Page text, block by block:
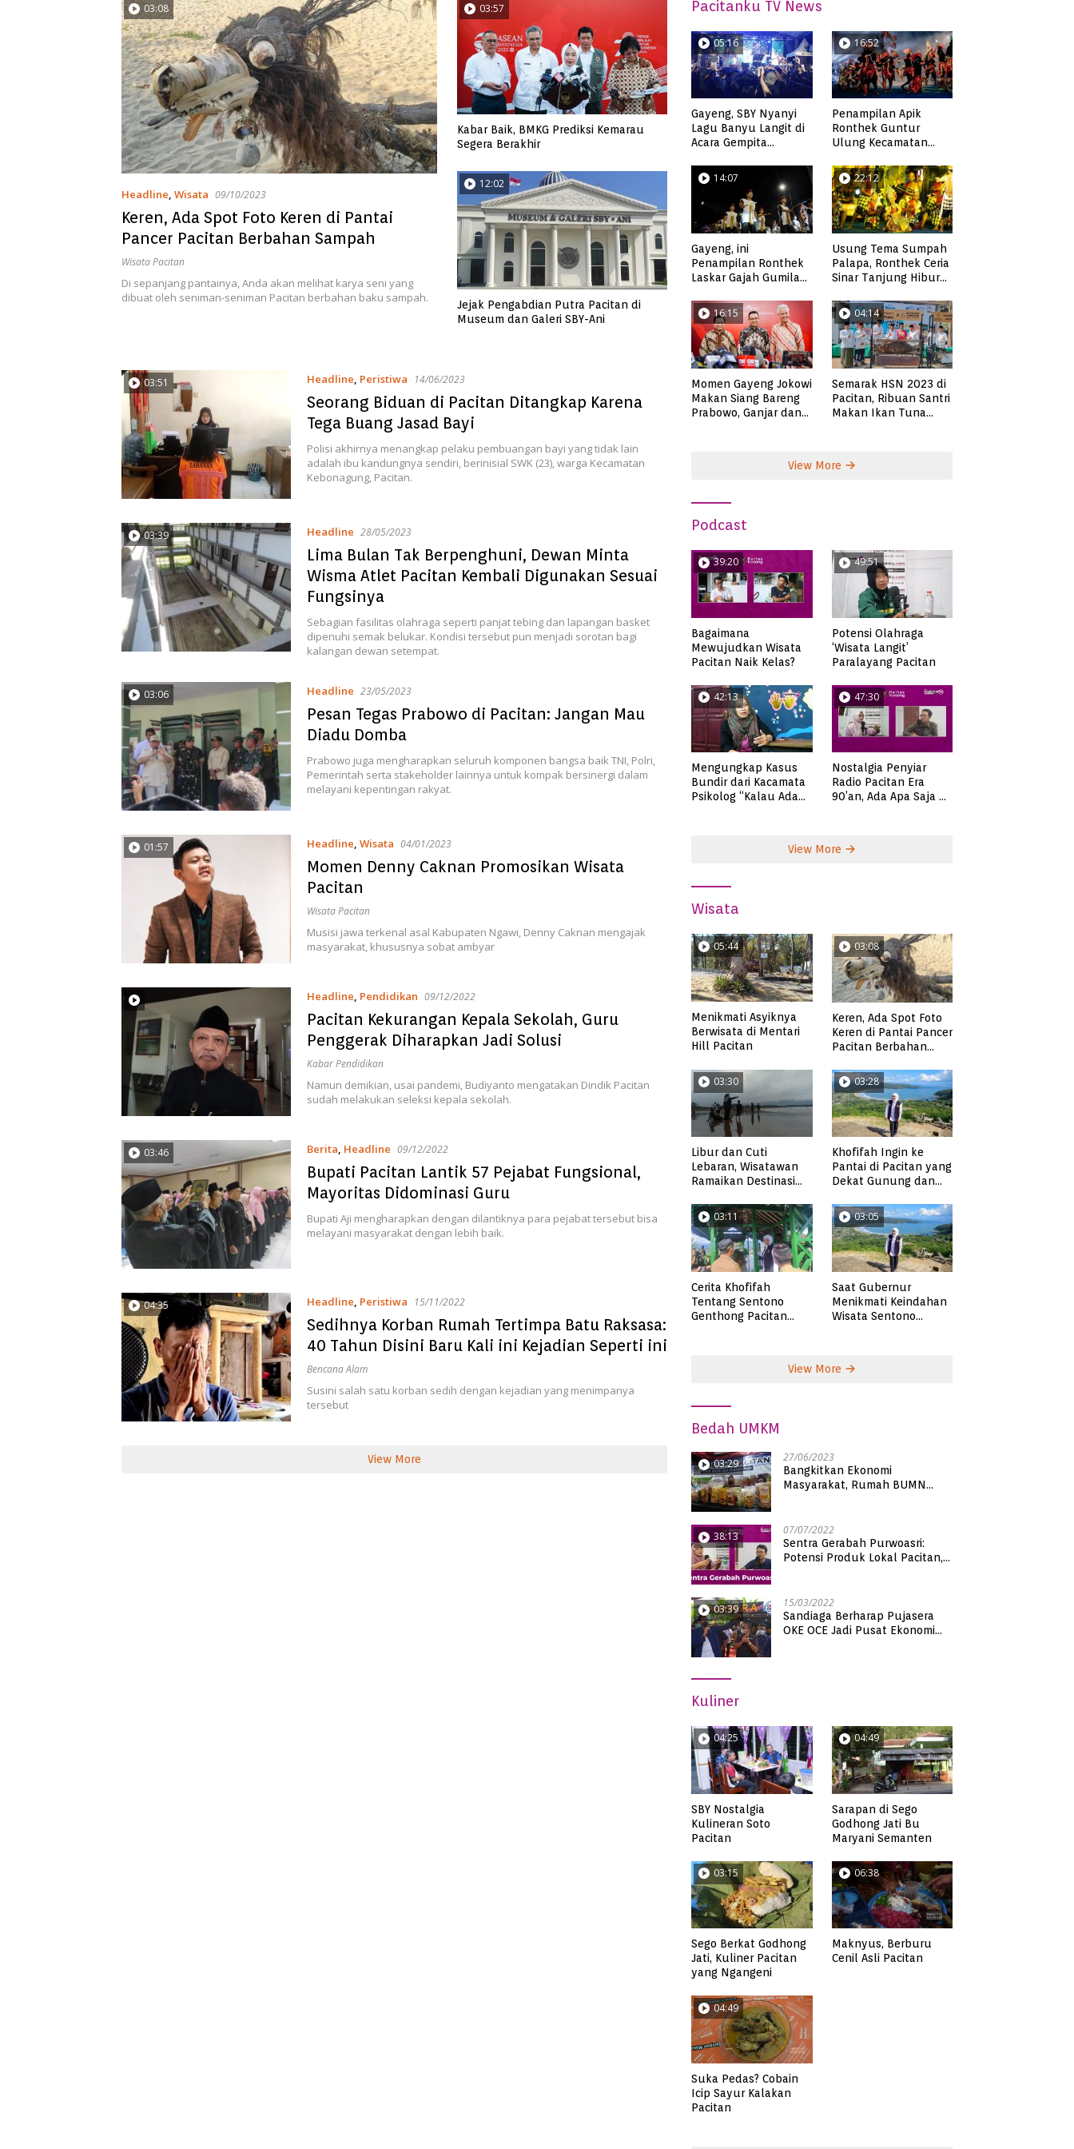
03:08
Headline, Wisata 09/10/2023
Keren, Ada Spot Foto Keren di Pantai
Pancer Pacitan Berbahan Sampah
Wisata Pacitan
Di sepanjang pantainya, Anda akan melihat karya seni yang
dibuat oleh seniman-seniman Pacitan berbahan baku sampah.
03:57
Kabar Baik, BMKG Prediksi Kemarau
Segera Berakhir
12:02
Jejak Pengabdian Putra Pacitan di
Museum dan Galeri SBY-Ani
03:51 Headline, Peristiwa 14/06/2023
Seorang Biduan di Pacitan Ditangkap Karena
Tega Buang Jasad Bayi
Polisi akhirnya menangkap pelaku pembuangan bayi yang tidak lain
adalah ibu kandungnya sendiri, berinisial SWK (23), warga Kecamatan
Kebonagung, Pacitan.
03:39 Headline 28/05/2023
Lima Bulan Tak Berpenghuni, Dewan Minta
Wisma Atlet Pacitan Kembali Digunakan Sesuai
Fungsinya
Sebagian fasilitas olahraga seperti panjat tebing dan lapangan basket
dipenuhi semak belukar. Kondisi tersebut pun menjadi sorotan bagi
kalangan dewan setempat.
03:06 Headline 23/05/2023
Pesan Tegas Prabowo di Pacitan: Jangan Mau
Diadu Domba
Prabowo juga mengharapkan seluruh komponen bangsa baik TNI, Polri,
Pemerintah serta stakeholder lainnya untuk kompak bersinergi dalam
melayani kepentingan rakyat.
01:57 Headline, Wisata 04/01/2023
Momen Denny Caknan Promosikan Wisata
Pacitan
Wisata Pacitan
Musisi jawa terkenal asal Kabupaten Ngawi, Denny Caknan mengajak
masyarakat, khususnya sobat ambyar
Headline, Pendidikan 09/12/2022
Pacitan Kekurangan Kepala Sekolah, Guru
Penggerak Diharapkan Jadi Solusi
Kabar Pendidikan
Namun demikian, usai pandemi, Budiyanto mengatakan Dindik Pacitan
sudah melakukan seleksi kepala sekolah.
03:46 Berita, Headline 09/12/2022
Bupati Pacitan Lantik 57 Pejabat Fungsional,
Mayoritas Didominasi Guru
Bupati Aji mengharapkan dengan dilantiknya para pejabat tersebut bisa
melayani masyarakat dengan lebih baik.
04:35 Headline, Peristiwa 15/11/2022
Sedihnya Korban Rumah Tertimpa Batu Raksasa:
40 Tahun Disini Baru Kali ini Kejadian Seperti ini
Bencana Alam
Susini salah satu korban sedih dengan kejadian yang menimpanya
tersebut
View More
Pacitanku TV News
05:16
Gayeng, SBY Nyanyi
Lagu Banyu Langit di
Acara Gempita
16:52
Penampilan Apik
Ronthek Guntur
Ulung Kecamatan
14:07
Gayeng, ini
Penampilan Ronthek
Laskar Gajah Gumilap
22:12
Usung Tema Sumpah
Palapa, Ronthek Ceria
Sinar Tanjung Hibur
FRP 2023
16:15
Momen Gayeng Jokowi
Makan Siang Bareng
Prabowo, Ganjar dan
04:14
Semarak HSN 2023 di
Pacitan, Ribuan Santri
Makan Ikan Tuna
View More
Podcast
39:20
Bagaimana
Mewujudkan Wisata
Pacitan Naik Kelas?
49:51
Potensi Olahraga
‘Wisata Langit’
Paralayang Pacitan
42:13
Mengungkap Kasus
Bundir dari Kacamata
Psikolog “Kalau Ada
47:30
Nostalgia Penyiar
Radio Pacitan Era
90’an, Ada Apa Saja di
View More
Wisata
05:44
Menikmati Asyiknya
Berwisata di Mentari
Hill Pacitan
03:08
Keren, Ada Spot Foto
Keren di Pantai Pancer
Pacitan Berbahan
03:30
Libur dan Cuti
Lebaran, Wisatawan
Ramaikan Destinasi
03:28
Khofifah Ingin ke
Pantai di Pacitan yang
Dekat Gunung dan
Pangasan?
03:11
Cerita Khofifah
Tentang Sentono
Genthong Pacitan
03:05
Saat Gubernur
Menikmati Keindahan
Wisata Sentono
View More
Bedah UMKM
03:29 27/06/2023
Bangkitkan Ekonomi
Masyarakat, Rumah BUMN
38:13 07/07/2022
Sentra Gerabah Purwoasri:
Potensi Produk Lokal Pacitan,
03:39 15/03/2022
Sandiaga Berharap Pujasera
OKE OCE Jadi Pusat Ekonomi
Kuliner
04:25
SBY Nostalgia
Kulineran Soto
Pacitan
04:49
Sarapan di Sego
Godhong Jati Bu
Maryani Semanten
03:15
Sego Berkat Godhong
Jati, Kuliner Pacitan
yang Ngangeni
06:38
Maknyus, Berburu
Cenil Asli Pacitan
04:49
Suka Pedas? Cobain
Icip Sayur Kalakan
Pacitan